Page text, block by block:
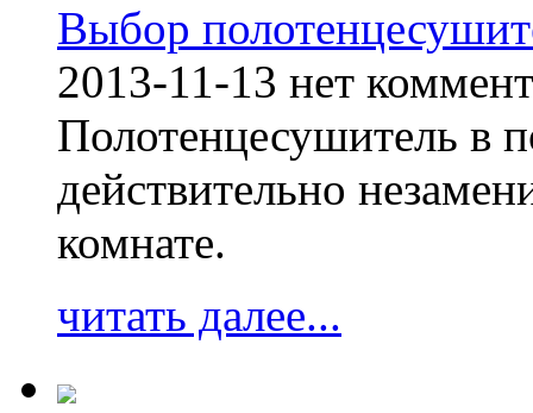
Выбор
2013-11-13 нет
Полотенцесушитель в
действительно
комнате.
читать далее...